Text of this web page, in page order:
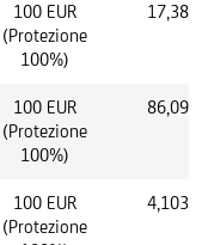
100 EUR
(Protezione
100%)
17,38
100 EUR
(Protezione
100%)
86,09
100 EUR
(Protezione
4,103